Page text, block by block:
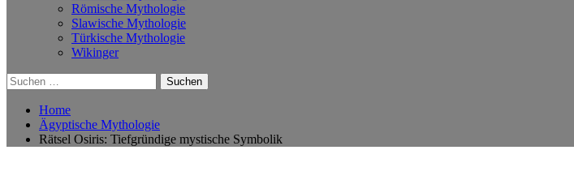
Römische Mythologie
Slawische Mythologie
Türkische Mythologie
Wikinger
Suchen
nach:
Home
Ägyptische Mythologie
Rätsel Osiris: Tiefgründige mystische Symbolik